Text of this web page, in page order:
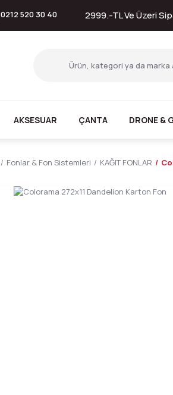
0212 520 30 40 2999.-TL Ve Üzeri
AKSESUAR ÇANTA DRONE &
Fonlar & Fon Sistemleri KAĞIT FONLAR